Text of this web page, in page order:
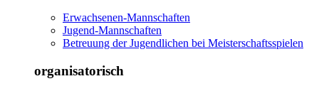
Erwachsenen-Mannschaften
Jugend-Mannschaften
Betreuung der Jugendlichen bei Meisterschaftsspielen
organisatorisch